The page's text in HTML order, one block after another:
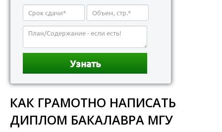
КАК ГРАМОТНО НАПИСАТЬ
ДИПЛОМ БАКАЛАВРА МГУ